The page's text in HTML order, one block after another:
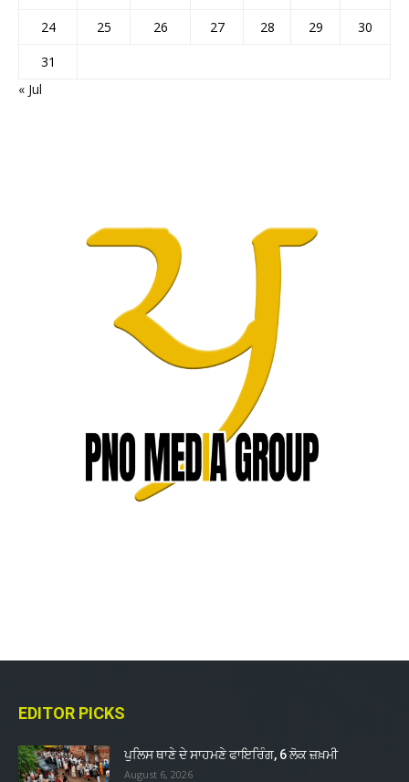
24
25 26 27 28 29
30
31
« Jul
EDITOR PICKS
ਪੁਲਿਸ ਥਾਣੇ ਦੇ ਸਾਹਮਣੇ ਫਾਇਰਿੰਗ, 6 ਲੋਕ ਜ਼ਖ਼ਮੀ
August 6, 2026